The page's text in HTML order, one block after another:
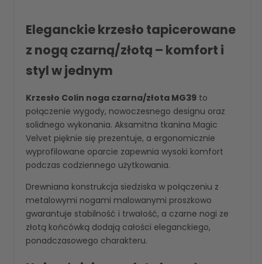
Eleganckie krzesło tapicerowane
z nogą czarną/złotą – komfort i
styl w jednym
Krzesło Colin noga czarna/złota MG39 to
połączenie wygody, nowoczesnego designu oraz
solidnego wykonania. Aksamitna tkanina Magic
Velvet pięknie się prezentuje, a ergonomicznie
wyprofilowane oparcie zapewnia wysoki komfort
podczas codziennego użytkowania.
Drewniana konstrukcja siedziska w połączeniu z
metalowymi nogami malowanymi proszkowo
gwarantuje stabilność i trwałość, a czarne nogi ze
złotą końcówką dodają całości eleganckiego,
ponadczasowego charakteru.